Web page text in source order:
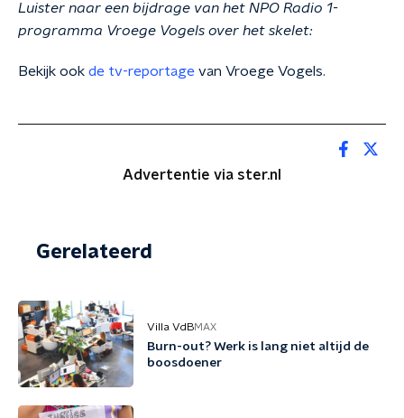
Luister naar een bijdrage van het NPO Radio 1-
programma Vroege Vogels over het skelet:
Bekijk ook de tv-reportage van Vroege Vogels.
Advertentie via ster.nl
Gerelateerd
Villa VdBMAX
Burn-out? Werk is lang niet altijd de
boosdoener